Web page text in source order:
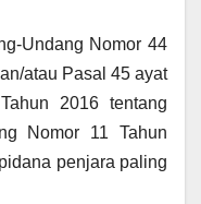
Undang Nomor 44
atau Pasal 45 ayat
2016 tentang
Nomor 11 Tahun
penjara paling